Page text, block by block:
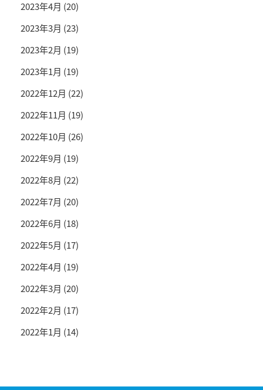
2023年4月 (20)
2023年3月 (23)
2023年2月 (19)
2023年1月 (19)
2022年12月 (22)
2022年11月 (19)
2022年10月 (26)
2022年9月 (19)
2022年8月 (22)
2022年7月 (20)
2022年6月 (18)
2022年5月 (17)
2022年4月 (19)
2022年3月 (20)
2022年2月 (17)
2022年1月 (14)